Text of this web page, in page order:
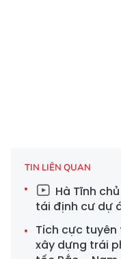
TIN LIÊN QUAN
Hà Tĩnh
tái định cư dự
Tích cực
xây dựng trái